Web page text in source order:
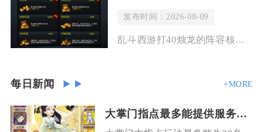
发布时间：2026-08-09
乱斗西游打40烛龙的阵容核心适用场景集中在帮派BOSS稳定输出、高阶装备资源积累
每日新闻 +MORE
大掌门指点最多能提供服务给多少人